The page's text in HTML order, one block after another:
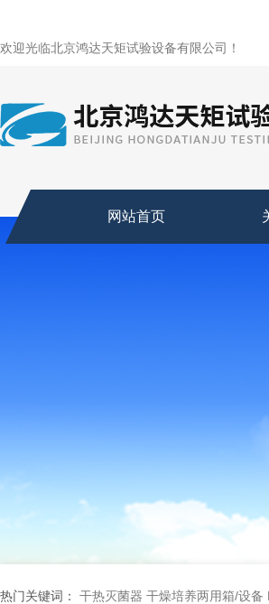
欢迎光临北京鸿达天矩试验设备有限公司！
网站首页
热门关键词： 干热灭菌器 干燥培养两用箱/设备